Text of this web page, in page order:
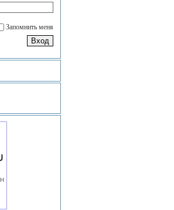
Запомнить меня